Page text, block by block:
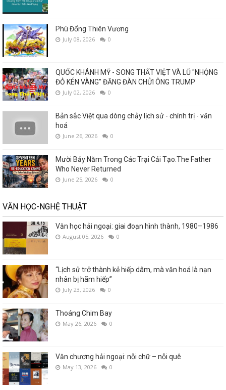
Phù Đổng Thiên Vương
July 08, 2026 0
QUỐC KHÁNH MỸ - SONG THẤT VIỆT VÀ LŨ "NHỘNG
ĐỎ KÉN VÀNG" ĐĂNG ĐÀN CHỬI ÔNG TRUMP
July 02, 2026 0
Bản sắc Việt qua dòng chảy lịch sử - chính trị - văn
hoá
June 26, 2026 0
Mười Bảy Năm Trong Các Trại Cải Tạo.The Father
Who Never Returned
June 25, 2026 0
VĂN HỌC-NGHỆ THUẬT
Văn học hải ngoại: giai đoạn hình thành, 1980–1986
August 05, 2026 0
“Lịch sử trở thành kẻ hiếp dâm, mà văn hoá là nạn
nhân bị hãm hiếp”
July 23, 2026 0
Thoáng Chim Bay
May 26, 2026 0
Văn chương hải ngoại: nỗi chữ – nỗi quê
May 13, 2026 0